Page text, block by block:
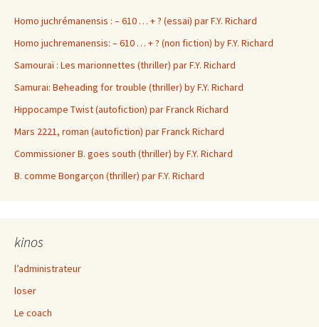
Homo juchrémanensis : – 610 … + ? (essai) par F.Y. Richard
Homo juchremanensis: – 610 … + ? (non fiction) by F.Y. Richard
Samouraï : Les marionnettes (thriller) par F.Y. Richard
Samurai: Beheading for trouble (thriller) by F.Y. Richard
Hippocampe Twist (autofiction) par Franck Richard
Mars 2221, roman (autofiction) par Franck Richard
Commissioner B. goes south (thriller) by F.Y. Richard
B. comme Bongarçon (thriller) par F.Y. Richard
kinos
l’administrateur
loser
Le coach